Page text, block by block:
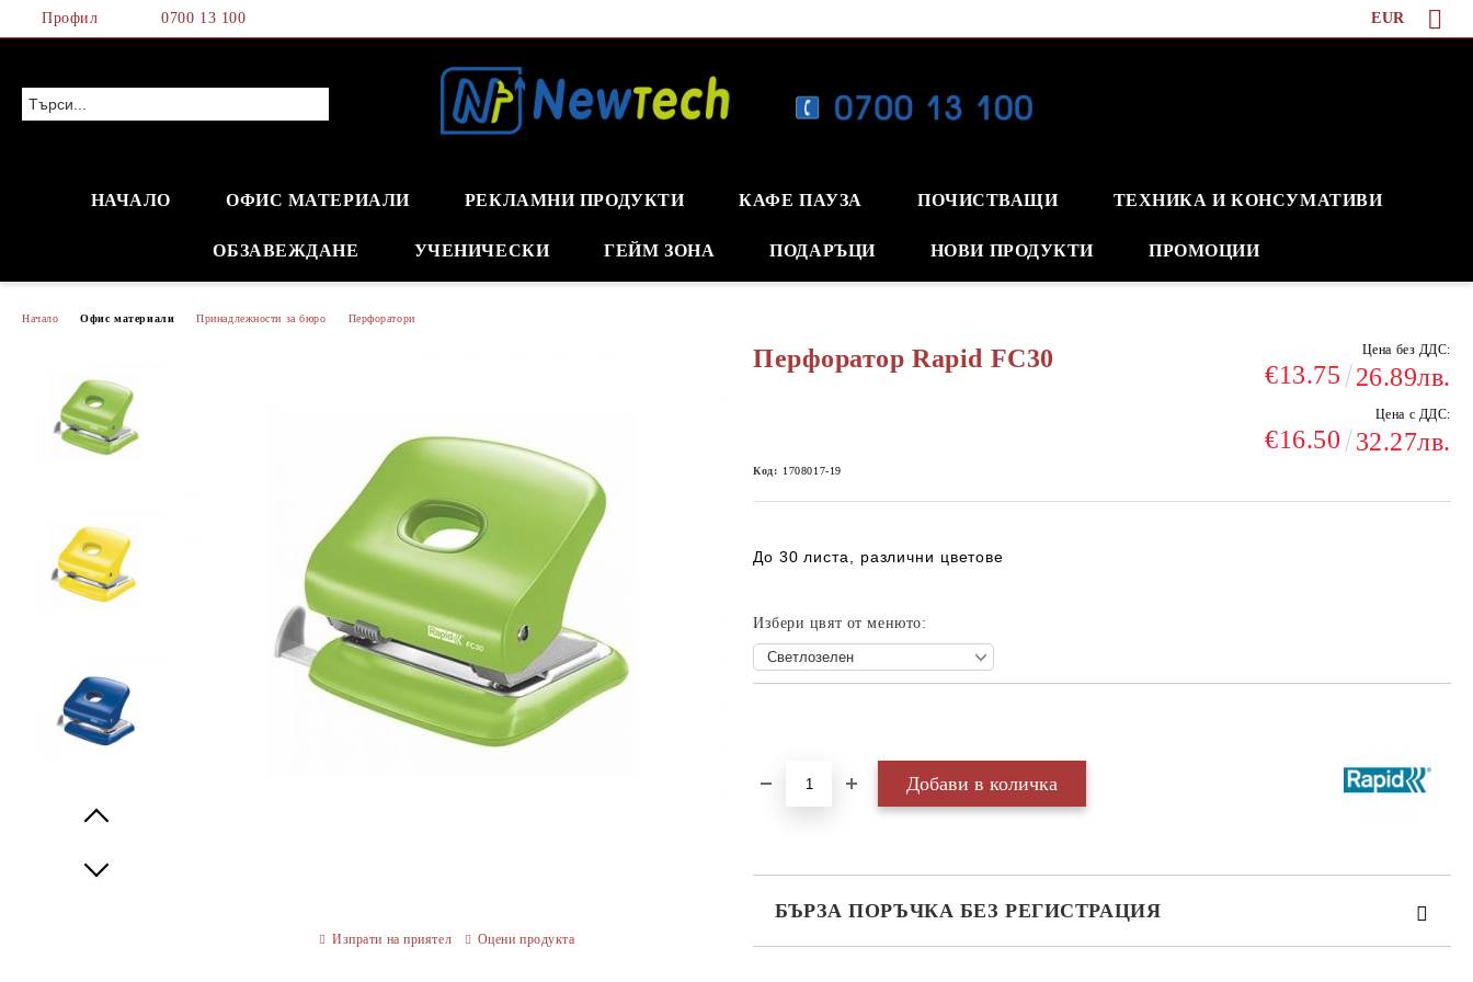
Профил 0700 13 100 EUR
НАЧАЛО ОФИС МАТЕРИАЛИ РЕКЛАМНИ ПРОДУКТИ КАФЕ ПАУЗА ПОЧИСТВАЩИ ТЕХНИКА И КОНСУМАТИВИ
ОБЗАВЕЖДАНЕ УЧЕНИЧЕСКИ ГЕЙМ ЗОНА ПОДАРЪЦИ НОВИ ПРОДУКТИ ПРОМОЦИИ
Начало Офис материали Принадлежности за бюро Перфоратори
Перфоратор Rapid FC30 Цена без ДДС:
€13.75 26.89лв.
Цена с ДДС:
€16.50 32.27лв.
Код: 1708017-19
До 30 листа, различни цветове
Избери цвят от менюто:
БЪРЗА ПОРЪЧКА БЕЗ РЕГИСТРАЦИЯ
Изпрати на приятел Оцени продукта